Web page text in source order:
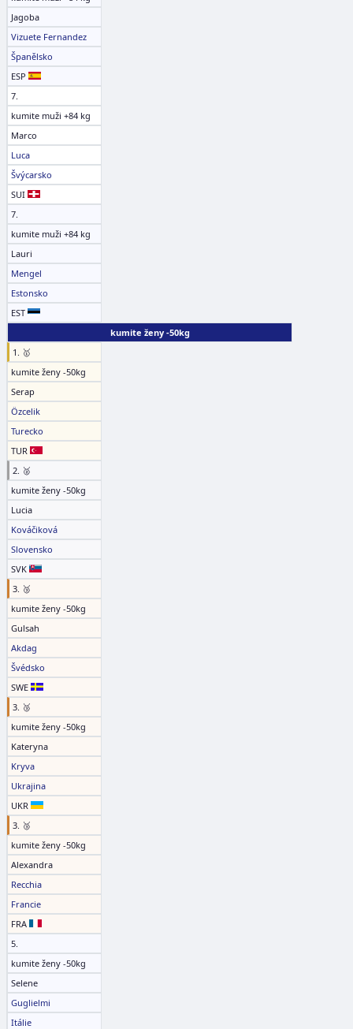
Jagoba
Vizuete Fernandez
Španělsko
ESP
7.
kumite muži +84 kg
Marco
Luca
Švýcarsko
SUI
7.
kumite muži +84 kg
Lauri
Mengel
Estonsko
EST
kumite ženy -50kg
1. 🥇
kumite ženy -50kg
Serap
Özcelik
Turecko
TUR
2. 🥈
kumite ženy -50kg
Lucia
Kováčiková
Slovensko
SVK
3. 🥉
kumite ženy -50kg
Gulsah
Akdag
Švédsko
SWE
3. 🥉
kumite ženy -50kg
Kateryna
Kryva
Ukrajina
UKR
3. 🥉
kumite ženy -50kg
Alexandra
Recchia
Francie
FRA
5.
kumite ženy -50kg
Selene
Guglielmi
Itálie